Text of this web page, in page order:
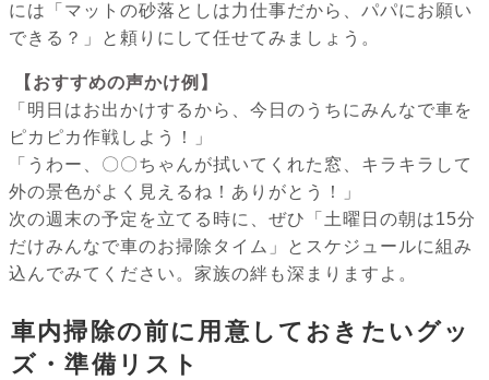
には「マットの砂落としは力仕事だから、パパにお願い
できる？」と頼りにして任せてみましょう。
【おすすめの声かけ例】
「明日はお出かけするから、今日のうちにみんなで車を
ピカピカ作戦しよう！」
「うわー、〇〇ちゃんが拭いてくれた窓、キラキラして
外の景色がよく見えるね！ありがとう！」
次の週末の予定を立てる時に、ぜひ「土曜日の朝は15分
だけみんなで車のお掃除タイム」とスケジュールに組み
込んでみてください。家族の絆も深まりますよ。
車内掃除の前に用意しておきたいグッ
ズ・準備リスト